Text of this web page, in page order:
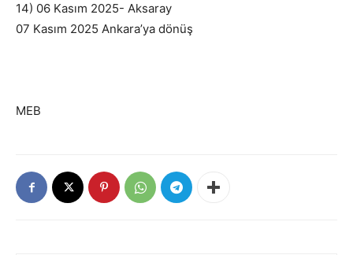
14) 06 Kasım 2025- Aksaray
07 Kasım 2025 Ankara’ya dönüş
MEB